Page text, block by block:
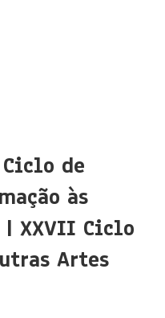
de
às
XXVII Ciclo
Artes